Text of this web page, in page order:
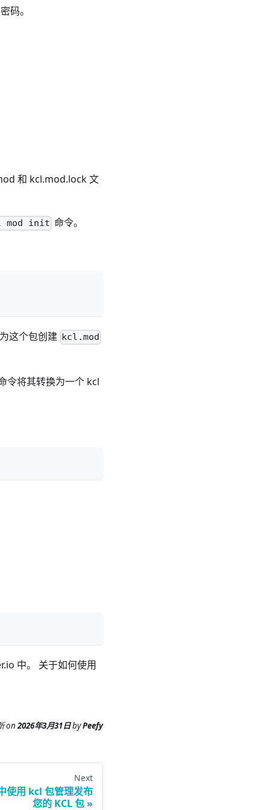
码。
和 kcl.mod.lock 文
mod init 命令。
这个包创建 kcl.mod
令将其转换为一个 kcl
中。 关于如何使用
on2026年3月31日byPeefy
Next
用 kcl 包管理发布
您的 KCL 包